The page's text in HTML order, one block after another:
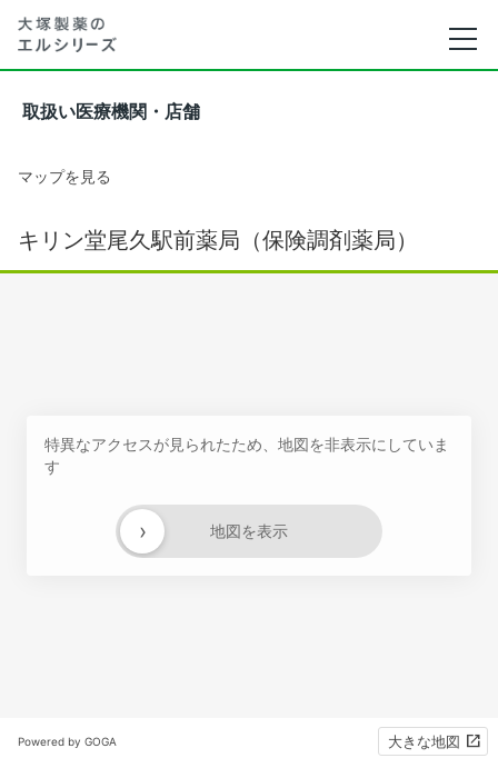
取扱い医療機関・店舗
マップを見る
キリン堂尾久駅前薬局（保険調剤薬局）
特異なアクセスが見られたため、地図を非表示にしていま
す
地図を表示
›
Powered by GOGA 大きな地図